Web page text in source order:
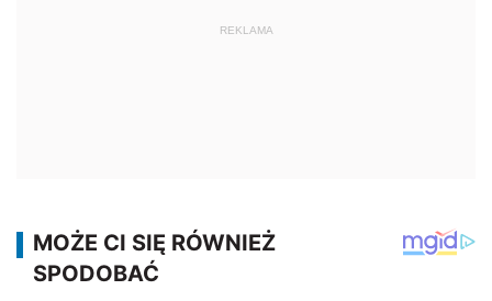
REKLAMA